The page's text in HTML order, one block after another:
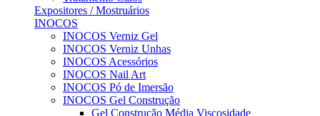
Expositores / Mostruários
INOCOS
INOCOS Verniz Gel
INOCOS Verniz Unhas
INOCOS Acessórios
INOCOS Nail Art
INOCOS Pó de Imersão
INOCOS Gel Construção
Gel Construção Média Viscosidade